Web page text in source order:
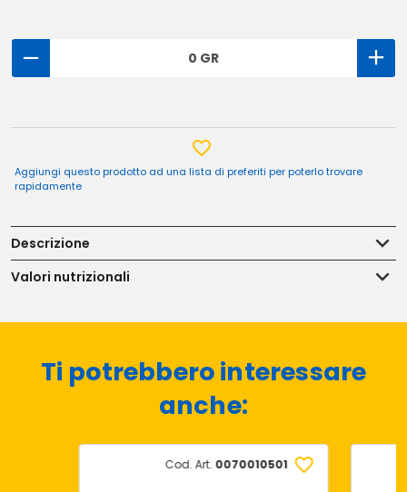
0 GR
Aggiungi questo prodotto ad una lista di preferiti per poterlo trovare
rapidamente
Descrizione
Valori nutrizionali
Ti potrebbero interessare
anche:
Cod. Art. 0070010501